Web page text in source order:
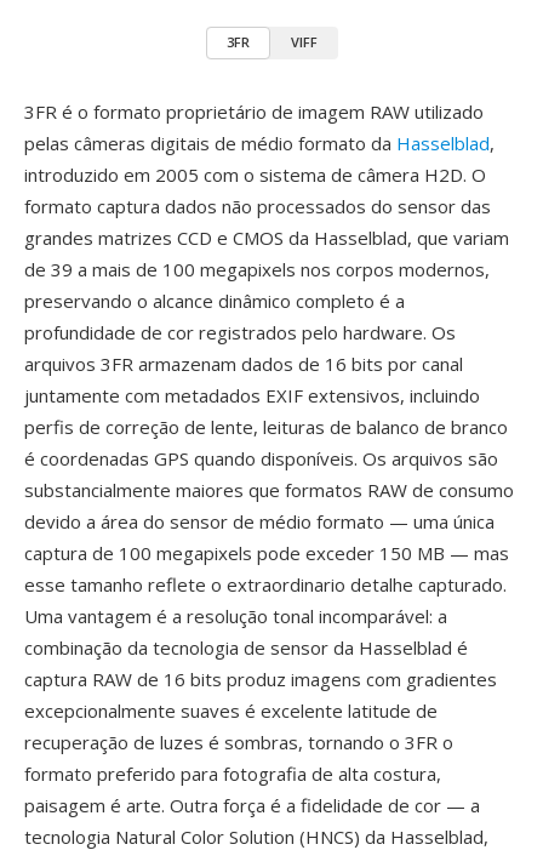
3FR VIFF
3FR é o formato proprietário de imagem RAW utilizado
pelas câmeras digitais de médio formato da Hasselblad,
introduzido em 2005 com o sistema de câmera H2D. O
formato captura dados não processados do sensor das
grandes matrizes CCD e CMOS da Hasselblad, que variam
de 39 a mais de 100 megapixels nos corpos modernos,
preservando o alcance dinâmico completo é a
profundidade de cor registrados pelo hardware. Os
arquivos 3FR armazenam dados de 16 bits por canal
juntamente com metadados EXIF extensivos, incluindo
perfis de correção de lente, leituras de balanco de branco
é coordenadas GPS quando disponíveis. Os arquivos são
substancialmente maiores que formatos RAW de consumo
devido a área do sensor de médio formato — uma única
captura de 100 megapixels pode exceder 150 MB — mas
esse tamanho reflete o extraordinario detalhe capturado.
Uma vantagem é a resolução tonal incomparável: a
combinação da tecnologia de sensor da Hasselblad é
captura RAW de 16 bits produz imagens com gradientes
excepcionalmente suaves é excelente latitude de
recuperação de luzes é sombras, tornando o 3FR o
formato preferido para fotografia de alta costura,
paisagem é arte. Outra força é a fidelidade de cor — a
tecnologia Natural Color Solution (HNCS) da Hasselblad,